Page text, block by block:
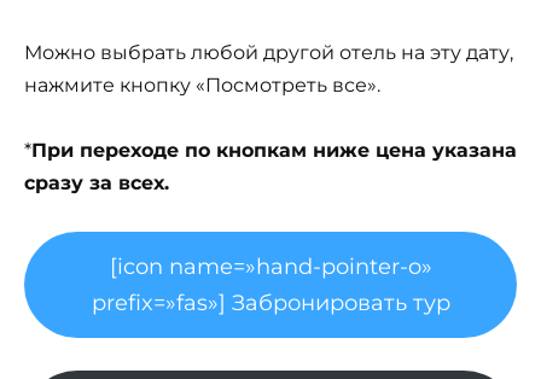
Можно выбрать любой другой отель на эту дату,
нажмите кнопку «Посмотреть все».
*При переходе по кнопкам ниже цена указана
сразу за всех.
[icon name=»hand-pointer-o»
prefix=»fas»] Забронировать тур